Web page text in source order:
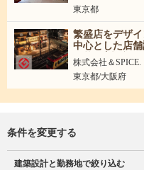
東京都
繁盛店をデザ
中心とした店
理募集│新卒・
株式会社＆SPICE.
東京都/大阪府
条件を変更する
建築設計と勤務地で絞り込む